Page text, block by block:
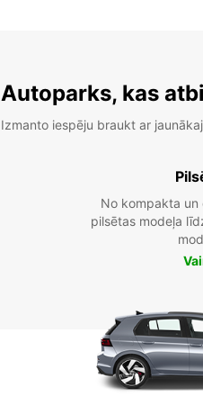
Autoparks, kas
Izmanto iespēju braukt ar
No kompakta un
pilsētas modeļa